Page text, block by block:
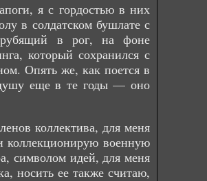
я с гордостью в них
в солдатском бушлате с
в рог, на фоне
который сохранился с
Опять же, как поется в
душу еще в те годы — оно
коллектива, для меня
коллекционирую военную
символом идей, для меня
носить ее также считаю,